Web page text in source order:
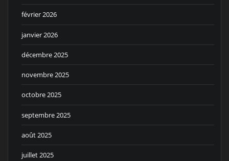
février 2026
janvier 2026
décembre 2025
novembre 2025
octobre 2025
septembre 2025
août 2025
juillet 2025